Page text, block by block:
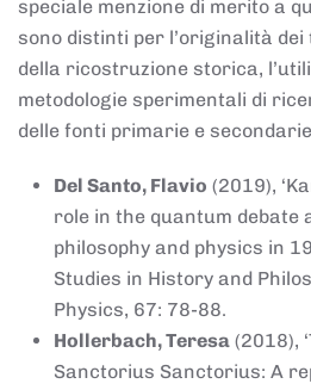
speciale menzione di merito a
sono distinti per l’originalità
della ricostruzione storica,
metodologie sperimentali di
delle fonti primarie e
Del Santo, Flavio (2019),
role in the quantum debate
philosophy and physics in
Studies in History and
Physics, 67: 78-88.
Hollerbach, Teresa (2018),
Sanctorius Sanctorius: A